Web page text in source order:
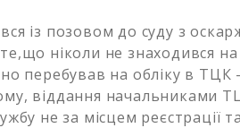
із позовом до суду з
ніколи не знаходився
перебував на обліку в ТЦК
віддання начальниками
не за місцем реєстрації